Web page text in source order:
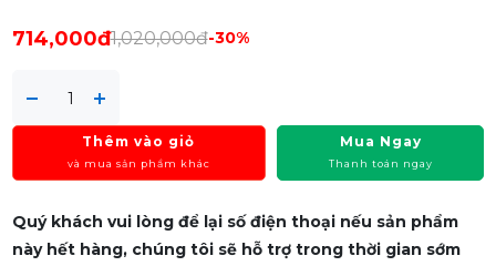
714,000đ1,020,000đ-30%
Thêm vào giỏ
và mua sản phẩm khác
Mua Ngay
Thanh toán ngay
Quý khách vui lòng để lại số điện thoại nếu sản phẩm
này hết hàng, chúng tôi sẽ hỗ trợ trong thời gian sớm